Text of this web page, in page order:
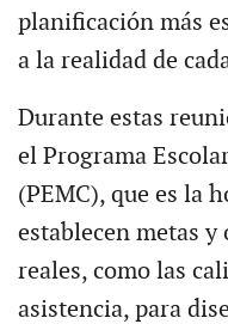
planificación más
a la realidad de
Durante estas
el Programa
(PEMC), que es la
establecen metas
reales, como las
asistencia, para